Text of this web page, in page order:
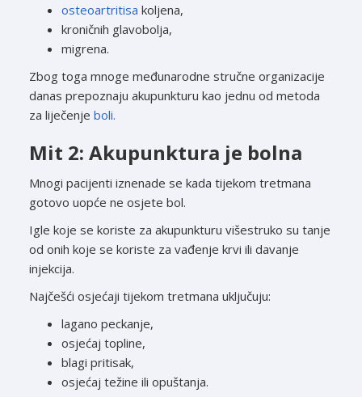
osteoartritisa koljena,
kroničnih glavobolja,
migrena.
Zbog toga mnoge međunarodne stručne organizacije
danas prepoznaju akupunkturu kao jednu od metoda
za liječenje boli.
Mit 2: Akupunktura je bolna
Mnogi pacijenti iznenade se kada tijekom tretmana
gotovo uopće ne osjete bol.
Igle koje se koriste za akupunkturu višestruko su tanje
od onih koje se koriste za vađenje krvi ili davanje
injekcija.
Najčešći osjećaji tijekom tretmana uključuju:
lagano peckanje,
osjećaj topline,
blagi pritisak,
osjećaj težine ili opuštanja.